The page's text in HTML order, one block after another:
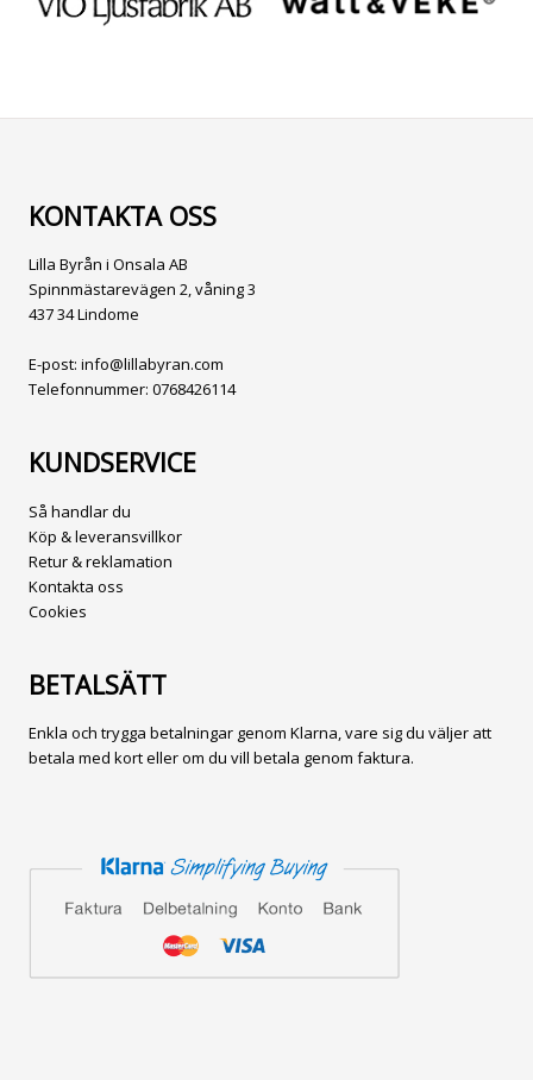
KONTAKTA OSS
Lilla Byrån i Onsala AB
Spinnmästarevägen 2, våning 3
437 34 Lindome
E-post: info@lillabyran.com
Telefonnummer: 0768426114
KUNDSERVICE
Så handlar du
Köp & leveransvillkor
Retur & reklamation
Kontakta oss
Cookies
BETALSÄTT
Enkla och trygga betalningar genom Klarna, vare sig du väljer att
betala med kort eller om du vill betala genom faktura.